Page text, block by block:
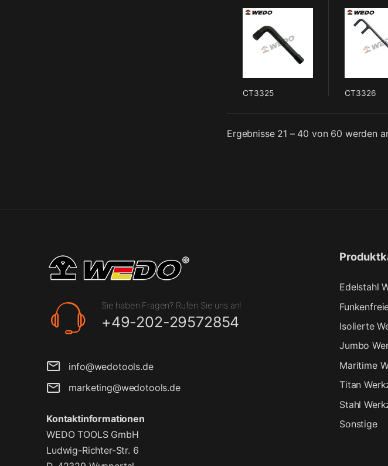
CT3325 CT3326
Ergebnisse 21 – 40 von 60 werden
Sie haben Fragen? Rufen Sie uns an!
+49-202-29572854
info@wedotools.de
marketing@wedotools.de
Kontaktinformationen
WEDO TOOLS GmbH
Ludwig-Richter-Str. 6
Edelstahl
Isolierte
Jumbo
Maritime
Titan
Stahl
Sonstige